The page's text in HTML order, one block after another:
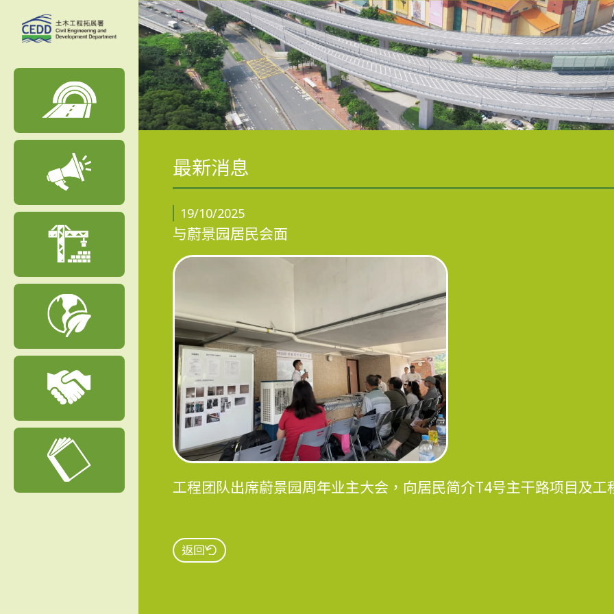
最新消息
19/10/2025
与蔚景园居民会面
工程团队出席蔚景园周年业主大会，向居民简介T4号主干路项目及工
返回